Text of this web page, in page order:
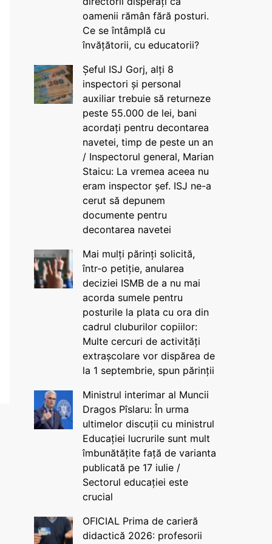
oamenii rămân fără posturi.
Ce se întâmplă cu
învățătorii, cu educatorii?
Șeful ISJ Gorj, alți 8
inspectori și personal
auxiliar trebuie să returneze
peste 55.000 de lei, bani
acordați pentru decontarea
navetei, timp de peste un an
/ Inspectorul general, Marian
Staicu: La vremea aceea nu
eram inspector șef. ISJ ne-a
cerut să depunem
documente pentru
decontarea navetei
Mai mulți părinți solicită,
într-o petiție, anularea
deciziei ISMB de a nu mai
acorda sumele pentru
posturile la plata cu ora din
cadrul cluburilor copiilor:
Multe cercuri de activități
extrașcolare vor dispărea de
la 1 septembrie, spun părinții
Ministrul interimar al Muncii
Dragos Pîslaru: În urma
ultimelor discuții cu ministrul
Educației lucrurile sunt mult
îmbunătățite față de varianta
publicată pe 17 iulie /
Sectorul educației este
crucial
OFICIAL Prima de carieră
didactică 2026: profesorii